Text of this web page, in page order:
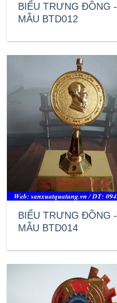
BIỂU TRƯNG ĐỒNG -
MẪU BTD012
BIỂU TRƯNG ĐỒNG -
MẪU BTD014